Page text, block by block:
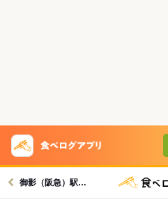
御影（阪急）駅グルメへ